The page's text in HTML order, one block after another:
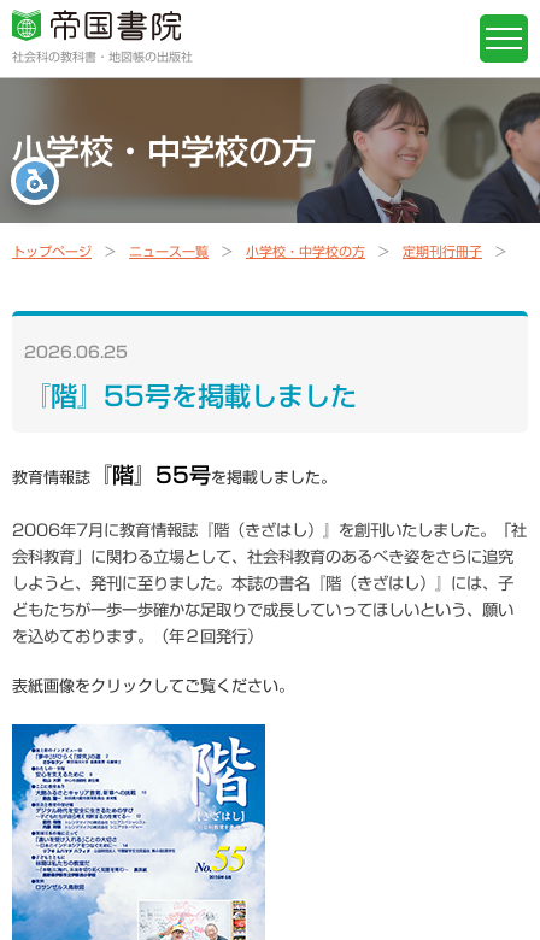
社会科の教科書・地図帳の出版社
小学校・中学校の方
トップページ ニュース一覧 小学校・中学校の方 定期刊行冊子
2026.06.25
『階』55号を掲載しました
教育情報誌 『階』55号を掲載しました。
2006年7月に教育情報誌『階（きざはし）』を創刊いたしました。「社
会科教育」に関わる立場として、社会科教育のあるべき姿をさらに追究
しようと、発刊に至りました。本誌の書名『階（きざはし）』には、子
どもたちが一歩一歩確かな足取りで成長していってほしいという、願い
を込めております。（年２回発行）
表紙画像をクリックしてご覧ください。